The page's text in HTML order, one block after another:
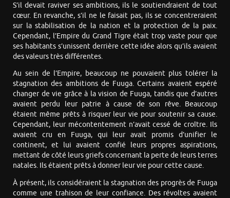
S’il devait raviver ses ambitions, ils le soutiendraient de tout
cœur. En revanche, s’il ne le faisait pas, ils se concentreraient
sur la stabilisation de la nation et la protection de la paix.
Cependant, l’Empire du Grand Tigre était trop vaste pour que
ses habitants s’unissent derrière cette idée alors qu’ils avaient
des valeurs très différentes.
Au sein de l’Empire, beaucoup ne pouvaient plus tolérer la
stagnation des ambitions de Fuuga. Certains avaient espéré
changer de vie grâce à la vision de Fuuga, tandis que d’autres
avaient perdu leur patrie à cause de son rêve. Beaucoup
étaient même prêts à risquer leur vie pour soutenir sa cause.
Cependant, leur mécontentement n’avait cessé de croître. Ils
avaient cru en Fuuga, qui leur avait promis d’unifier le
continent, et lui avaient confié leurs propres aspirations,
mettant de côté leurs griefs concernant la perte de leurs terres
natales. Ils étaient prêts à donner leur vie pour cette cause.
À présent, ils considéraient la stagnation des progrès de Fuuga
comme une trahison de leur confiance. Des révoltes avaient